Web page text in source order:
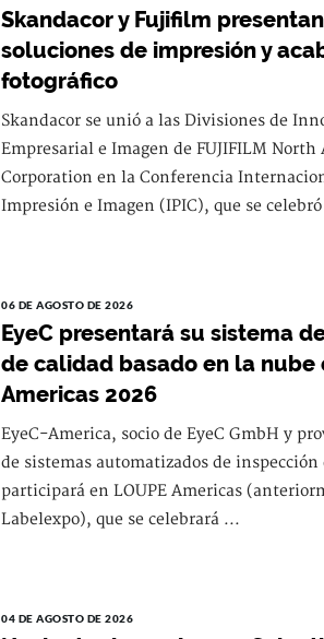
Skandacor y Fujifilm presentan
soluciones de impresión y
fotográfico
Skandacor se unió a las Divisiones de
Empresarial e Imagen de FUJIFILM North
Corporation en la Conferencia
Impresión e Imagen (IPIC), que se
06 DE AGOSTO DE 2026
EyeC presentará su sistema
de calidad basado en la nube
Americas 2026
EyeC-America, socio de EyeC GmbH y
de sistemas automatizados de
participará en LOUPE Americas
Labelexpo), que se celebrará ...
04 DE AGOSTO DE 2026